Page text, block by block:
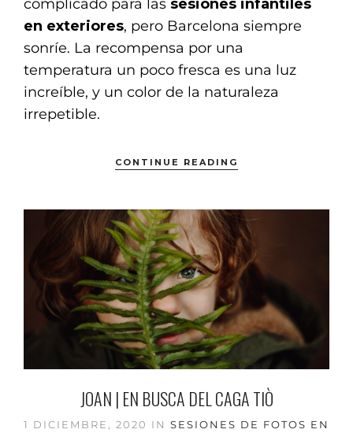
complicado para las sesiones infantiles
en exteriores, pero Barcelona siempre
sonríe. La recompensa por una
temperatura un poco fresca es una luz
increíble, y un color de la naturaleza
irrepetible.
CONTINUE READING
JOAN | EN BUSCA DEL CAGA TIÒ
1 DICIEMBRE, 2020 IN SESIONES DE FOTOS EN